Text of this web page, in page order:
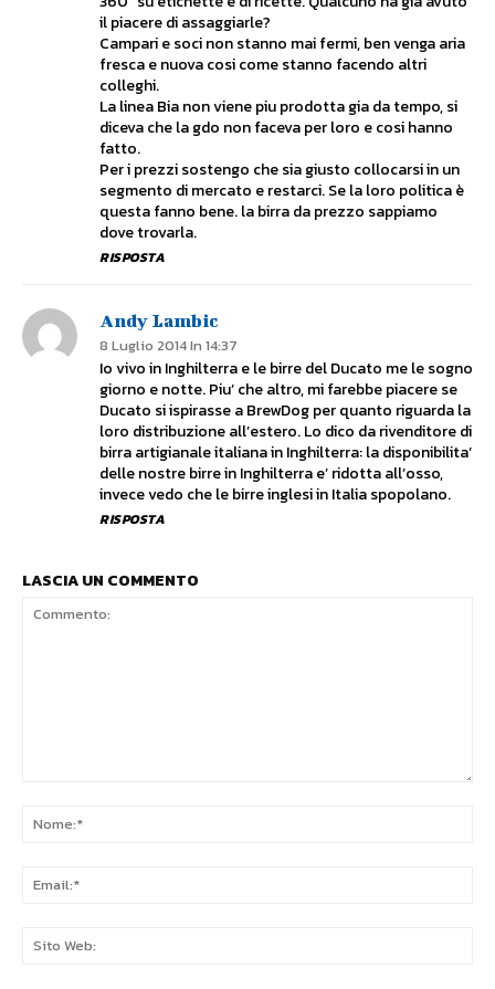
il piacere di assaggiarle?
Campari e soci non stanno mai fermi, ben venga aria
fresca e nuova cosi come stanno facendo altri
colleghi.
La linea Bia non viene piu prodotta gia da tempo, si
diceva che la gdo non faceva per loro e cosi hanno
fatto.
Per i prezzi sostengo che sia giusto collocarsi in un
segmento di mercato e restarci. Se la loro politica è
questa fanno bene. la birra da prezzo sappiamo
dove trovarla.
RISPOSTA
Andy Lambic
8 Luglio 2014 In 14:37
Io vivo in Inghilterra e le birre del Ducato me le sogno
giorno e notte. Piu’ che altro, mi farebbe piacere se
Ducato si ispirasse a BrewDog per quanto riguarda la
loro distribuzione all’estero. Lo dico da rivenditore di
birra artigianale italiana in Inghilterra: la disponibilita’
delle nostre birre in Inghilterra e’ ridotta all’osso,
invece vedo che le birre inglesi in Italia spopolano.
RISPOSTA
LASCIA UN COMMENTO